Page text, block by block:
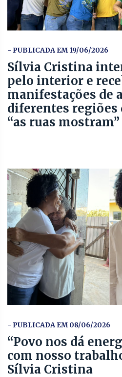
- PUBLICADA EM 19/06/2026
Sílvia Cristina
pelo interior e
manifestações de
diferentes regiões
“as ruas mostram”
- PUBLICADA EM 08/06/2026
“Povo nos dá
com nosso
Sílvia Cristina